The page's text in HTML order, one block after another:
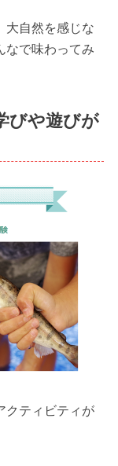
大自然を感じな
なで味わってみ
びや遊びが
クティビティが